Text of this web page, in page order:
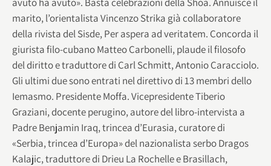
marito, l’orientalista Vincenzo Strika già collaboratore
della rivista del Sisde, Per aspera ad veritatem. Concorda il
giurista filo-cubano Matteo Carbonelli, plaude il filosofo
del diritto e traduttore di Carl Schmitt, Antonio Caracciolo.
Gli ultimi due sono entrati nel direttivo di 13 membri dello
Iemasmo. Presidente Moffa. Vicepresidente Tiberio
Graziani, docente perugino, autore del libro-intervista a
Padre Benjamin Iraq, trincea d’Eurasia, curatore di
«Serbia, trincea d’Europa» del nazionalista serbo Dragos
Kalajic, traduttore di Drieu La Rochelle e Brasillach,